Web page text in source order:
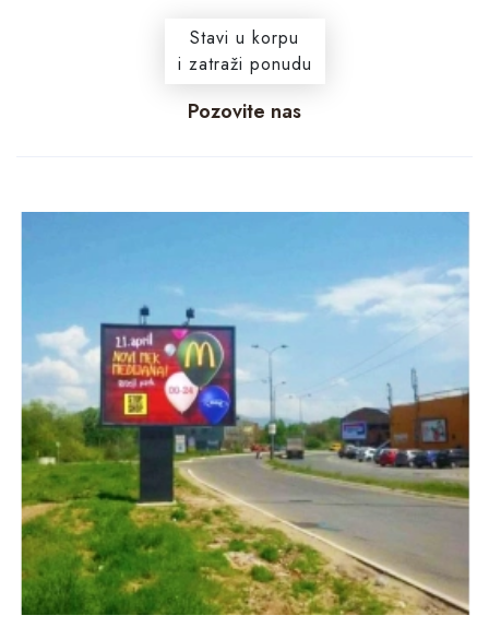
Stavi u korpu
i zatraži ponudu
Pozovite nas